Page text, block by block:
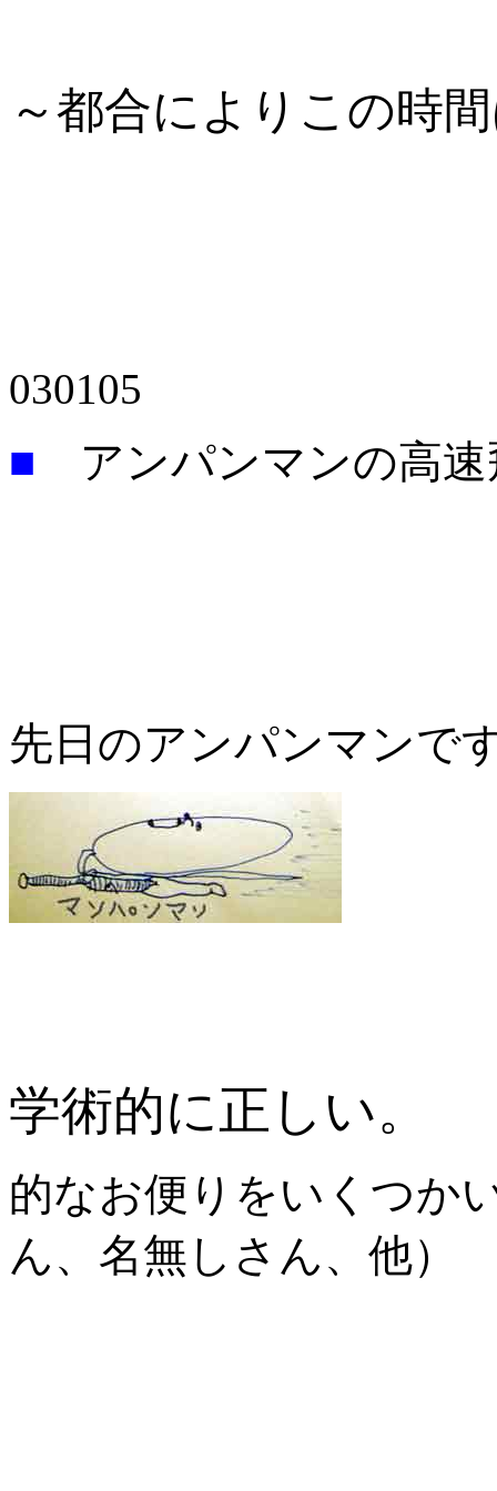
～都合によりこの時
030105
■ アンパンマンの高速
先日のアンパンマンで
学術的に正しい。
的なお便りをいくつか
ん、名無しさん、他）